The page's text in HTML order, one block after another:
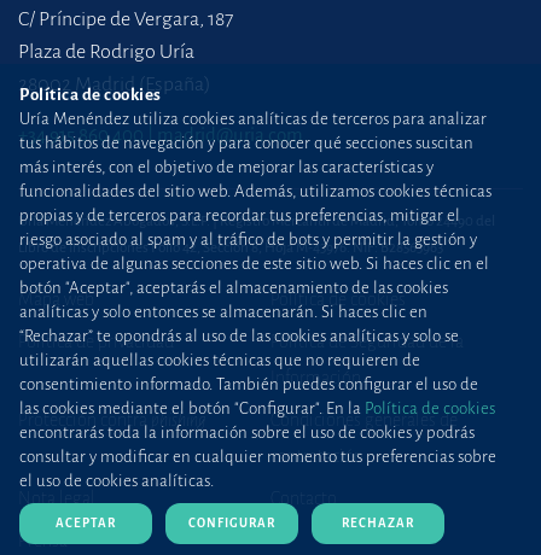
C/ Príncipe de Vergara, 187
Plaza de Rodrigo Uría
28002 Madrid (España)
+34 915 860 400 madrid@uria.com
Uría Menéndez Abogados, S.L.P. | Registro Mercantil de Madrid, Tomo 24490 del
Libro de Inscripciones Folio 42, Sección 8, Hoja M-43976. NIF: B28563963
Mapa web Política de cookies
Política de privacidad
Política de Seguridad de la
Información
Protección contraphishing
Condiciones generales de
contratación
Prensa
Política de cookies
Uría Menéndez utiliza cookies analíticas de terceros para analizar
tus hábitos de navegación y para conocer qué secciones suscitan
más interés, con el objetivo de mejorar las características y
funcionalidades del sitio web. Además, utilizamos cookies técnicas
propias y de terceros para recordar tus preferencias, mitigar el
riesgo asociado al spam y al tráfico de bots y permitir la gestión y
operativa de algunas secciones de este sitio web. Si haces clic en el
botón "Aceptar", aceptarás el almacenamiento de las cookies
analíticas y solo entonces se almacenarán. Si haces clic en
“Rechazar” te opondrás al uso de las cookies analíticas y solo se
utilizarán aquellas cookies técnicas que no requieren de
consentimiento informado. También puedes configurar el uso de
las cookies mediante el botón "Configurar". En la Política de cookies
encontrarás toda la información sobre el uso de cookies y podrás
consultar y modificar en cualquier momento tus preferencias sobre
el uso de cookies analíticas.
ACEPTAR CONFIGURAR RECHAZAR